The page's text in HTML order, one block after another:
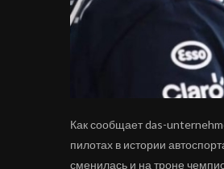
Как сообщает das-
пилотах в истории
сменилась и на троне